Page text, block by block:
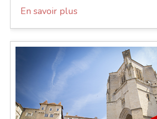
En savoir plus